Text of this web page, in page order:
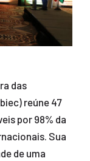
das
reúne 47
por 98% da
Sua
de uma